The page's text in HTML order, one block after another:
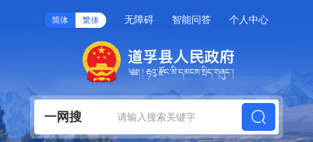
简体 繁体 无障碍 智能问答 个人中心
一网搜